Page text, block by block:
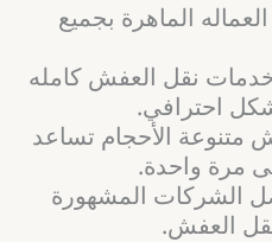
الماهرة بجميع
خدمات نقل العفش كامله
احترافي.
متنوعة الأحجام تساعد
مرة واحدة.
الشركات المشهورة
العفش.